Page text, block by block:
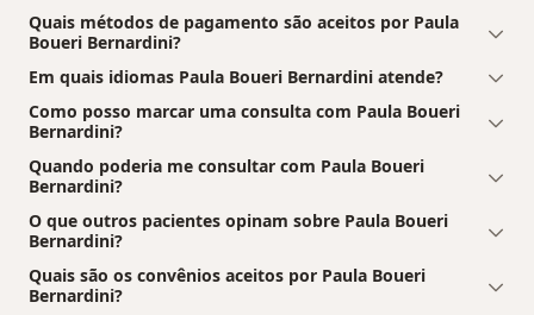
Quais métodos de pagamento são aceitos por Paula
Boueri Bernardini?
Em quais idiomas Paula Boueri Bernardini atende?
Como posso marcar uma consulta com Paula Boueri
Bernardini?
Quando poderia me consultar com Paula Boueri
Bernardini?
O que outros pacientes opinam sobre Paula Boueri
Bernardini?
Quais são os convênios aceitos por Paula Boueri
Bernardini?